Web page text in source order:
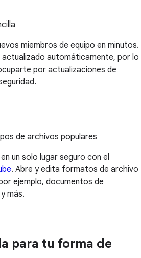
miembros de equipo en minutos.
actualizado automáticamente, por lo
por actualizaciones de
de archivos populares
un solo lugar seguro con el
. Abre y edita formatos de archivo
ejemplo, documentos de
más.
para tu forma de